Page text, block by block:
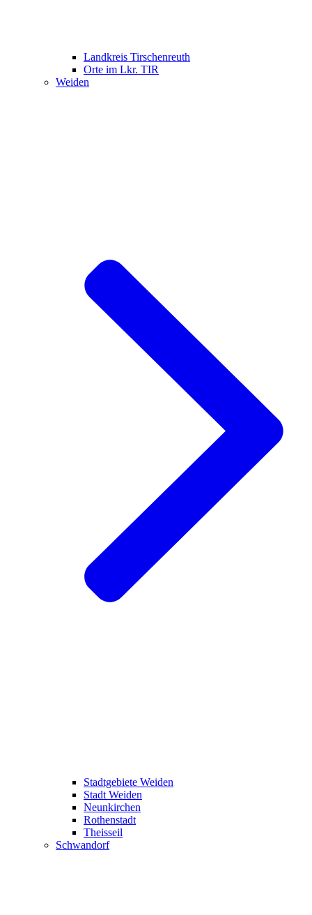
Landkreis Tirschenreuth
Orte im Lkr. TIR
Weiden
Stadtgebiete Weiden
Stadt Weiden
Neunkirchen
Rothenstadt
Theisseil
Schwandorf